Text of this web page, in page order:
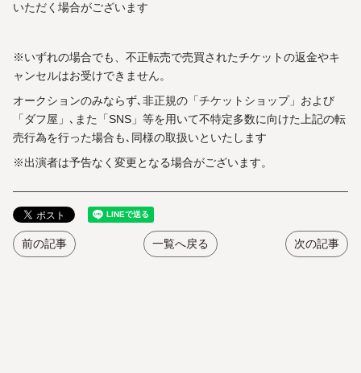
いただく場合がございます
※いずれの場合でも、不正転売で売買されたチケットの返金やキ
ャンセルはお受けできません。
オークションのみならず､非正規の「チケットショップ」および
「ダフ屋」､また「SNS」等を用いて不特定多数に向けた上記の転
売行為を行った場合も､同様の取扱いといたします
※出演者は予告なく変更となる場合がございます。
前の記事 一覧へ戻る 次の記事